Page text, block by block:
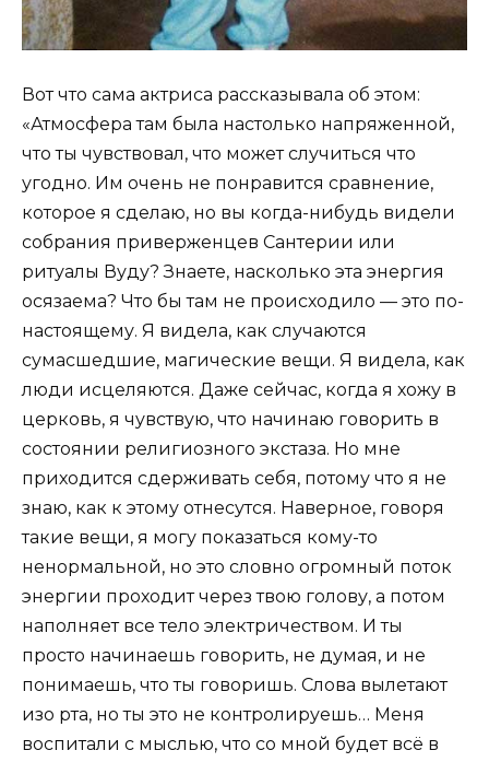
Вот что сама актриса рассказывала об этом:
«Атмосфера там была настолько напряженной,
что ты чувствовал, что может случиться что
угодно. Им очень не понравится сравнение,
которое я сделаю, но вы когда-нибудь видели
собрания приверженцев Сантерии или
ритуалы Вуду? Знаете, насколько эта энергия
осязаема? Что бы там не происходило — это по-
настоящему. Я видела, как случаются
сумасшедшие, магические вещи. Я видела, как
люди исцеляются. Даже сейчас, когда я хожу в
церковь, я чувствую, что начинаю говорить в
состоянии религиозного экстаза. Но мне
приходится сдерживать себя, потому что я не
знаю, как к этому отнесутся. Наверное, говоря
такие вещи, я могу показаться кому-то
ненормальной, но это словно огромный поток
энергии проходит через твою голову, а потом
наполняет все тело электричеством. И ты
просто начинаешь говорить, не думая, и не
понимаешь, что ты говоришь. Слова вылетают
изо рта, но ты это не контролируешь… Меня
воспитали с мыслью, что со мной будет всё в